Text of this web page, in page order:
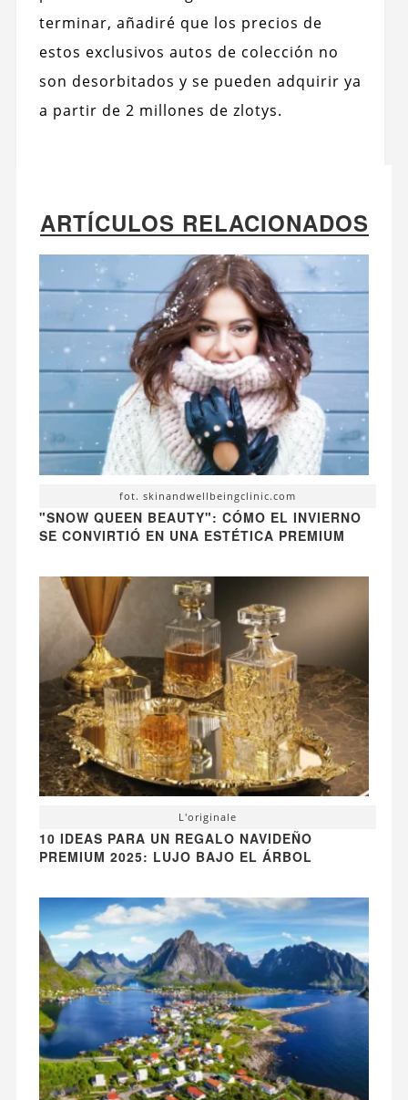
terminar, añadiré que los precios de
estos exclusivos autos de colección no
son desorbitados y se pueden adquirir ya
a partir de 2 millones de zlotys.
ARTÍCULOS RELACIONADOS
fot. skinandwellbeingclinic.com
"SNOW QUEEN BEAUTY": CÓMO EL INVIERNO
SE CONVIRTIÓ EN UNA ESTÉTICA PREMIUM
L'originale
10 IDEAS PARA UN REGALO NAVIDEÑO
PREMIUM 2025: LUJO BAJO EL ÁRBOL